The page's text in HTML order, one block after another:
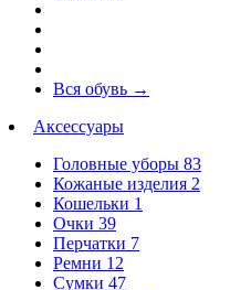
Вся обувь →
Аксессуары
Головные уборы 83
Кожаные изделия 2
Кошельки 1
Очки 39
Перчатки 7
Ремни 12
Сумки 47